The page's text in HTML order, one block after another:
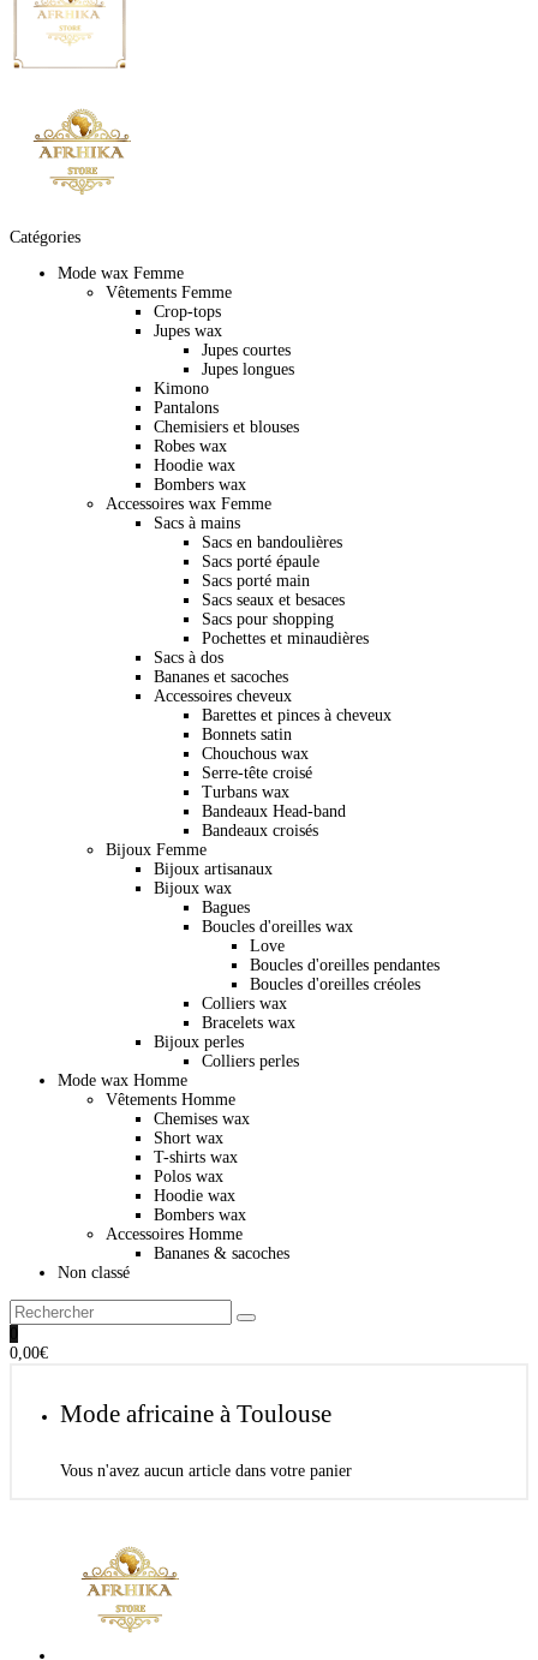
Catégories
Mode wax Femme
Vêtements Femme
Crop-tops
Jupes wax
Jupes courtes
Jupes longues
Kimono
Pantalons
Chemisiers et blouses
Robes wax
Hoodie wax
Bombers wax
Accessoires wax Femme
Sacs à mains
Sacs en bandoulières
Sacs porté épaule
Sacs porté main
Sacs seaux et besaces
Sacs pour shopping
Pochettes et minaudières
Sacs à dos
Bananes et sacoches
Accessoires cheveux
Barettes et pinces à cheveux
Bonnets satin
Chouchous wax
Serre-tête croisé
Turbans wax
Bandeaux Head-band
Bandeaux croisés
Bijoux Femme
Bijoux artisanaux
Bijoux wax
Bagues
Boucles d'oreilles wax
Love
Boucles d'oreilles pendantes
Boucles d'oreilles créoles
Colliers wax
Bracelets wax
Bijoux perles
Colliers perles
Mode wax Homme
Vêtements Homme
Chemises wax
Short wax
T-shirts wax
Polos wax
Hoodie wax
Bombers wax
Accessoires Homme
Bananes & sacoches
Non classé
0
0,00€
Mode africaine à Toulouse
Vous n'avez aucun article dans votre panier